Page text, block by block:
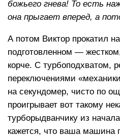
божьего гнева! То есть
она прыгает вперед, а
А потом Виктор прокатил
подготовленном —
корче. С турбоподхватом,
переключениями
на секундомер, чисто по
проигрывает вот такому
турборыдванчику из
кажется, что ваша машина